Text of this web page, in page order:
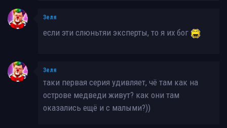
Зеля
если эти слюньтяи эксперты, то я их бог
Зеля
таки первая серия удивляет, чё там как на
острове медведи живут? как они там
оказались ещё и с малыми?))